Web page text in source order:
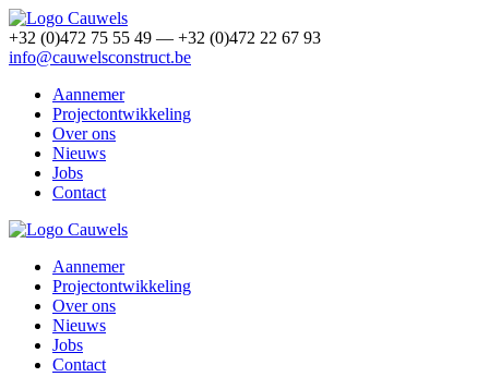
+32 (0)472 75 55 49 — +32 (0)472 22 67 93
info@cauwelsconstruct.be
Aannemer
Projectontwikkeling
Over ons
Nieuws
Jobs
Contact
Aannemer
Projectontwikkeling
Over ons
Nieuws
Jobs
Contact